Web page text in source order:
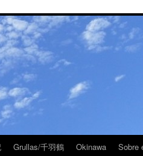
Grullas/千羽鶴 Okinawa Sobre